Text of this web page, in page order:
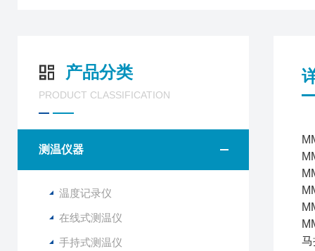
产品分类
PRODUCT CLASSIFICATION
测温仪器
温度记录仪
在线式测温仪
手持式测温仪
马